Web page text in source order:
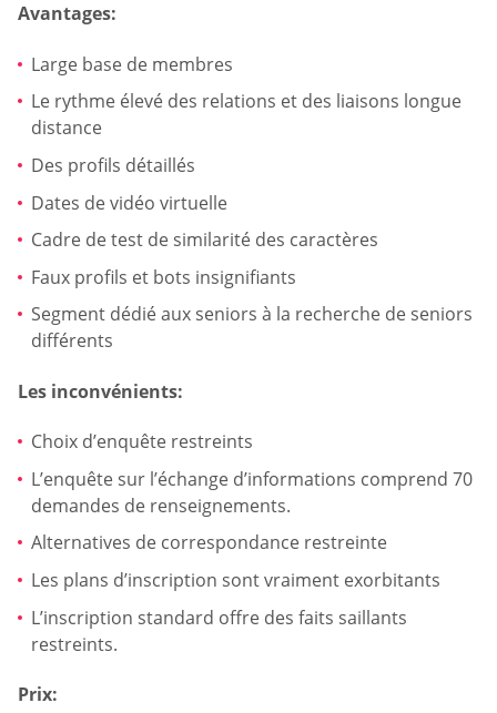
Avantages:
Large base de membres
Le rythme élevé des relations et des liaisons longue
distance
Des profils détaillés
Dates de vidéo virtuelle
Cadre de test de similarité des caractères
Faux profils et bots insignifiants
Segment dédié aux seniors à la recherche de seniors
différents
Les inconvénients:
Choix d’enquête restreints
L’enquête sur l’échange d’informations comprend 70
demandes de renseignements.
Alternatives de correspondance restreinte
Les plans d’inscription sont vraiment exorbitants
L’inscription standard offre des faits saillants
restreints.
Prix: